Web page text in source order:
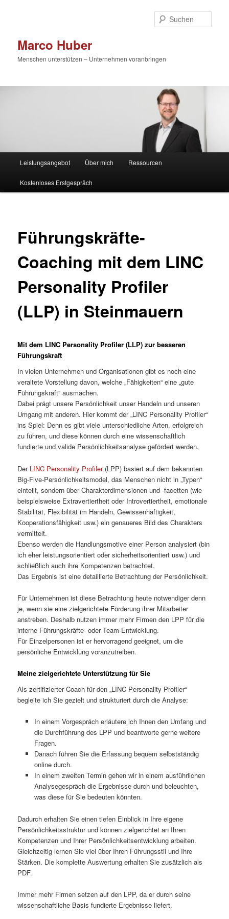
Marco Huber
Menschen unterstützen – Unternehmen voranbringen
Leistungsangebot Über mich Ressourcen
Kostenloses Erstgespräch
Führungskräfte-
Coaching mit dem LINC
Personality Profiler
(LLP) in Steinmauern
Mit dem LINC Personality Profiler (LLP) zur besseren
Führungskraft
In vielen Unternehmen und Organisationen gibt es noch eine
veraltete Vorstellung davon, welche „Fähigkeiten“ eine „gute
Führungskraft“ ausmachen.
Dabei prägt unsere Persönlichkeit unser Handeln und unseren
Umgang mit anderen. Hier kommt der „LINC Personality Profiler“
ins Spiel: Denn es gibt viele unterschiedliche Arten, erfolgreich
zu führen, und diese können durch eine wissenschaftlich
fundierte und valide Persönlichkeitsanalyse gefördert werden.
Der LINC Personality Profiler(LPP) basiert auf dem bekannten
Big-Five-Persönlichkeitsmodel, das Menschen nicht in „Typen“
einteilt, sondern über Charakterdimensionen und -facetten (wie
beispielsweise Extravertiertheit oder Introvertiertheit, emotionale
Stabilität, Flexibilität im Handeln, Gewissenhaftigkeit,
Kooperationsfähigkeit usw.) ein genaueres Bild des Charakters
vermittelt.
Ebenso werden die Handlungsmotive einer Person analysiert (bin
ich eher leistungsorientiert oder sicherheitsorientiert usw.) und
schließlich auch ihre Kompetenzen betrachtet.
Das Ergebnis ist eine detaillierte Betrachtung der Persönlichkeit.
Für Unternehmen ist diese Betrachtung heute notwendiger denn
je, wenn sie eine zielgerichtete Förderung ihrer Mitarbeiter
anstreben. Deshalb nutzen immer mehr Firmen den LPP für die
interne Führungskräfte- oder Team-Entwicklung.
Für Einzelpersonen ist er hervorragend geeignet, um die
persönliche Entwicklung voranzutreiben.
Meine zielgerichtete Unterstützung für Sie
Als zertifizierter Coach für den „LINC Personality Profiler“
begleite ich Sie gezielt und strukturiert durch die Analyse:
In einem Vorgespräch erläutere ich Ihnen den Umfang und
die Durchführung des LPP und beantworte gerne weitere
Fragen.
Danach führen Sie die Erfassung bequem selbstständig
online durch.
In einem zweiten Termin gehen wir in einem ausführlichen
Analysegespräch die Ergebnisse durch und beleuchten,
was diese für Sie bedeuten könnten.
Dadurch erhalten Sie einen tiefen Einblick in Ihre eigene
Persönlichkeitsstruktur und können zielgerichtet an Ihren
Kompetenzen und Ihrer Persönlichkeitsentwicklung arbeiten.
Gleichzeitig lernen Sie viel über Ihren Führungsstil und Ihre
Stärken. Die komplette Auswertung erhalten Sie zusätzlich als
PDF.
Immer mehr Firmen setzen auf den LPP, da er durch seine
wissenschaftliche Basis fundierte Ergebnisse liefert.